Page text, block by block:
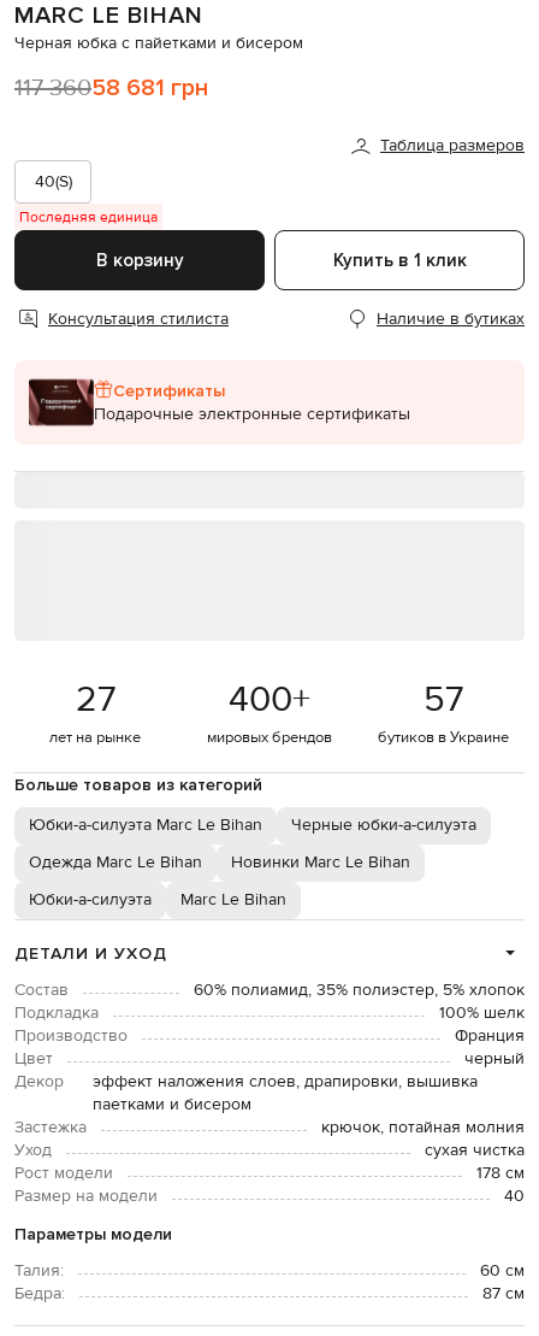
MARC LE BIHAN
Черная юбка с пайетками и бисером
117 36058 681 грн
Таблица размеров
40(S)
Последняя единица
В корзину Купить в 1 клик
Консультация стилиста Наличие в бутиках
Сертификаты
Подарочные электронные сертификаты
27
лет на рынке
400+
мировых брендов
57
бутиков в Украине
Больше товаров из категорий
Юбки-а-силуэта Marc Le Bihan
Черные юбки-а-силуэта
Одежда Marc Le Bihan
Новинки Marc Le Bihan
Юбки-а-силуэта
Marc Le Bihan
ДЕТАЛИ И УХОД
Состав
60% полиамид, 35% полиэстер, 5% хлопок
Подкладка
100% шелк
Производство
Франция
Цвет
черный
Декор
эффект наложения слоев, драпировки, вышивка
паетками и бисером
Застежка
крючок, потайная молния
Уход
сухая чистка
Рост модели
178 см
Размер на модели
40
Параметры модели
Талия:
60 см
Бедра:
87 см